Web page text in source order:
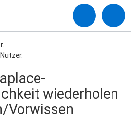
wiederholen
Vorwissen